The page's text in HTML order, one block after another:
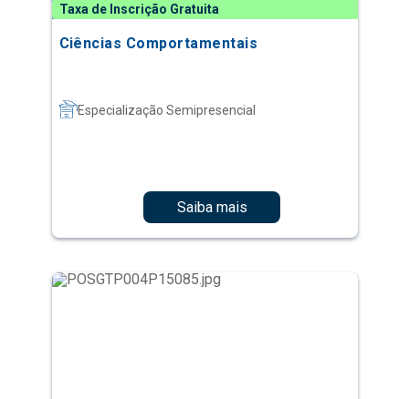
Taxa de Inscrição Gratuita
Ciências Comportamentais
Especialização Semipresencial
Saiba mais